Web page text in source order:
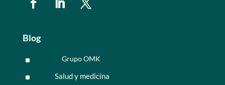
Blog
^ Grupo OMK
^ Salud y medicina